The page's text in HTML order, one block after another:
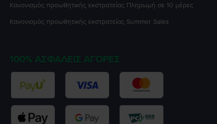
Κανονισμός προωθητικής εκστρατείας Πληρωμή σε 10 μέρες
Κανονισμός προωθητικής εκστρατείας Summer Sales
100% ΑΣΦΑΛΕΊΣ ΑΓΟΡΈΣ